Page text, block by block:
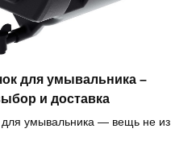
для умывальника –
и доставка
умывальника — вещь не из